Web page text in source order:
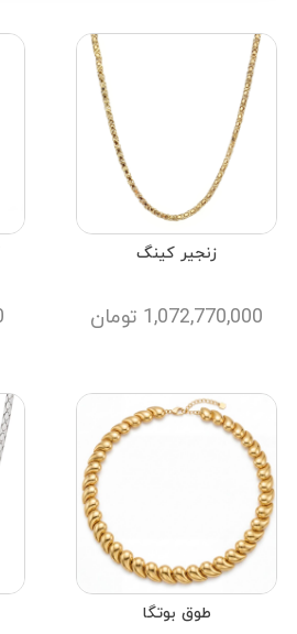
زنجیر کینگ
1,072,770,000 تومان
طوق بوتگا